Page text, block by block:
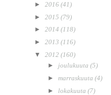
► 2016(41)
► 2015(79)
►2014(118)
►2013(116)
▼
2012(160)
► joulukuuta (5)
► marraskuuta (4)
► lokakuuta (7)